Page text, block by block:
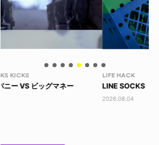
LIFE HACK
LINE SOCKS